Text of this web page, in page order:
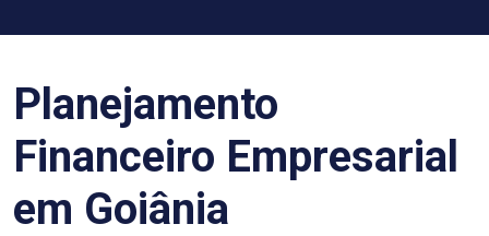
Planejamento
Financeiro Empresarial
em Goiânia